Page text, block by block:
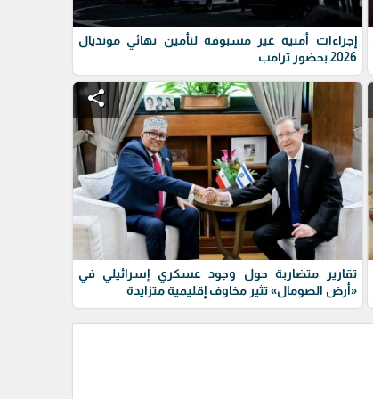
إجراءات أمنية غير مسبوقة لتأمين نهائي مونديال
2026 بحضور ترامب
share
تقارير متضاربة حول وجود عسكري إسرائيلي في
«أرض الصومال» تثير مخاوف إقليمية متزايدة